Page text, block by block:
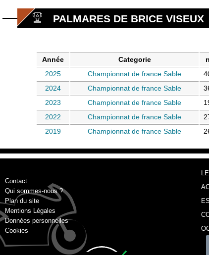
PALMARES DE BRICE VISEUX
Année Categorie
2025
Championnat de france Sable
2024
Championnat de france Sable
2023
Championnat de france Sable
2022
Championnat de france Sable
2019
Championnat de france Sable
Contact
Qui sommes-nous ?
Plan du site
Mentions Légales
Données personnelles
Cookies